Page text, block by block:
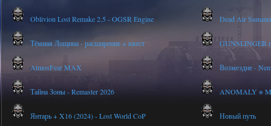
Oblivion Lost Remake 2.5 - OGSR Engine Dead Air
Тёмная Лощина - расширение + квест GUNSLINGER
AtmosFear MAX Возмездие -
Тайна Зоны - Remaster 2026 ANOMALY ※
Янтарь + X16 (2024) - Lost World CoP Новый путь